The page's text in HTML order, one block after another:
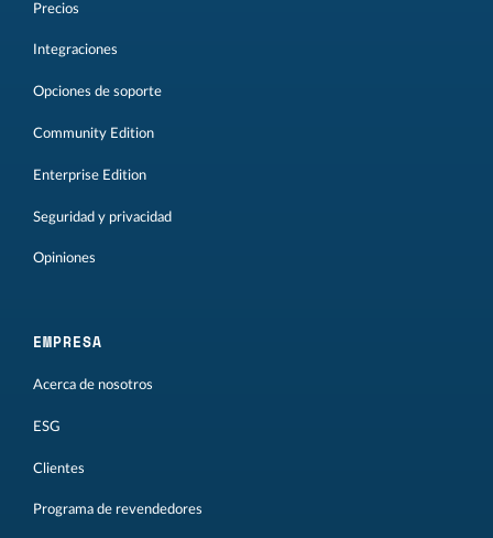
Precios
Integraciones
Opciones de soporte
Community Edition
Enterprise Edition
Seguridad y privacidad
Opiniones
EMPRESA
Acerca de nosotros
ESG
Clientes
Programa de revendedores